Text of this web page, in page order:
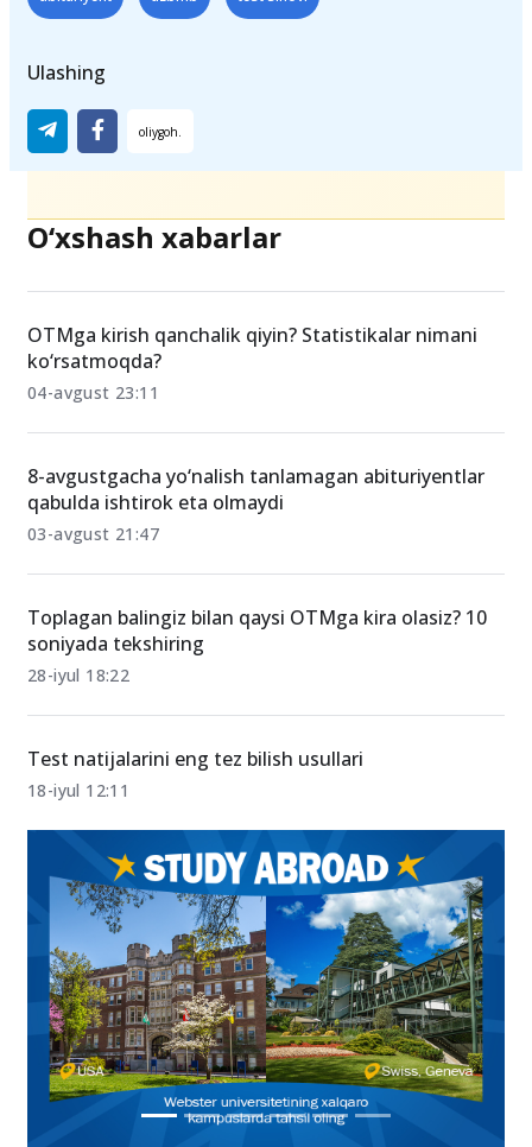
Teglar
abituriyent
Ulashing
O‘xshash xabarlar
ko‘rsatmoqda?
04-avgust 23:11
qabulda ishtirok eta olmaydi
03-avgust 21:47
soniyada tekshiring
28-iyul 18:22
18-iyul 12:11